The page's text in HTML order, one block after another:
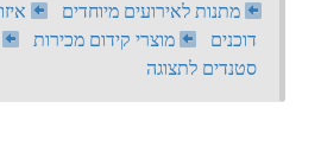
מתנות לאירועים מיוחדים
דוכנים
מוצרי קידום מכירות
סטנדים לתצוגה